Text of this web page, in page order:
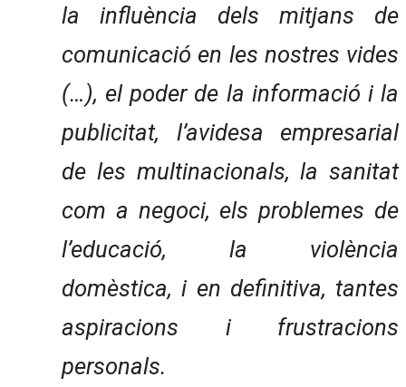
la influència dels mitjans de
comunicació en les nostres vides
(…), el poder de la informació i la
publicitat, l’avidesa empresarial
de les multinacionals, la sanitat
com a negoci, els problemes de
l’educació, la violència
domèstica, i en definitiva, tantes
aspiracions i frustracions
personals.